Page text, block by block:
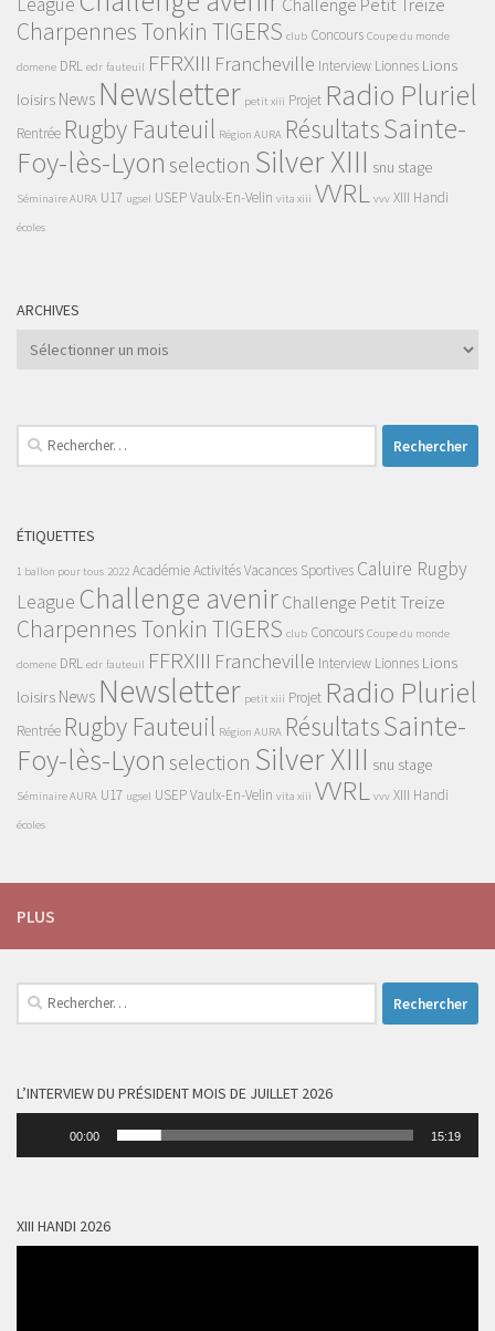
Charpennes Tonkin TIGERS club Concours Coupe du monde
domene DRL edr fauteuil FFRXIII Francheville Interview Lionnes Lions
loisirs News Newsletter petit xiii Projet Radio Pluriel
Rentrée Rugby Fauteuil Région AURA RésultatsSainte-
Foy-lès-Lyon selection Silver XIII snu stage
Séminaire AURA U17 ugsel USEPVaulx-En-Velin vita xiii VVRL vvv XIII Handi
écoles
ARCHIVES
Archives
Rechercher :
ÉTIQUETTES
1 ballon pour tous 2022 AcadémieActivités Vacances Sportives Caluire Rugby
League Challenge avenirChallenge Petit Treize
Charpennes Tonkin TIGERS club Concours Coupe du monde
domene DRL edr fauteuil FFRXIII Francheville Interview Lionnes Lions
loisirs News Newsletter petit xiii Projet Radio Pluriel
Rentrée Rugby Fauteuil Région AURA RésultatsSainte-
Foy-lès-Lyon selection Silver XIII snu stage
Séminaire AURA U17 ugsel USEPVaulx-En-Velin vita xiii VVRL vvv XIII Handi
écoles
PLUS
Rechercher :
L’INTERVIEW DU PRÉSIDENT MOIS DE JUILLET 2026
00:00 15:19
XIII HANDI 2026